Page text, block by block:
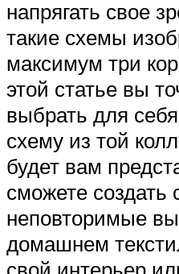
напрягать свое
такие схемы
максимум три
этой статье вы
выбрать для
схему из той
будет вам
сможете создать
неповторимые
домашнем